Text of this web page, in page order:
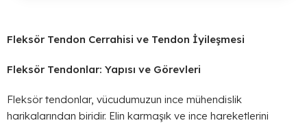
Fleksör Tendon Cerrahisi ve Tendon İyileşmesi
Fleksör Tendonlar: Yapısı ve Görevleri
Fleksör tendonlar, vücudumuzun ince mühendislik
harikalarından biridir. Elin karmaşık ve ince hareketlerini